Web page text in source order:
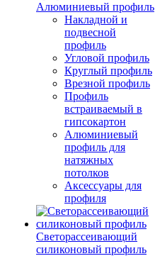
Алюминиевый профиль
Накладной и
подвесной
профиль
Угловой профиль
Круглый профиль
Врезной профиль
Профиль
встраиваемый в
гипсокартон
Алюминиевый
профиль для
натяжных
потолков
Аксессуары для
профиля
Светорассеивающий
силиконовый профиль